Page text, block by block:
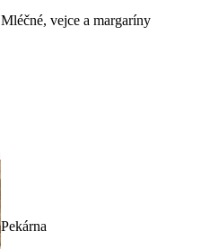
Mléčné, vejce a margaríny
Pekárna